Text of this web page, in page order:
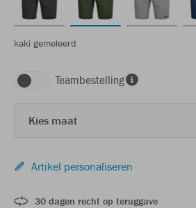
kaki gemeleerd
Teambestelling
Kies maat
Artikel personaliseren
30 dagen recht op teruggave